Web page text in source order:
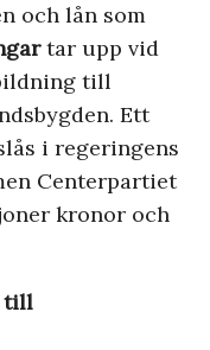
och lån som
tar upp vid
till
Ett
i regeringens
Centerpartiet
kronor och
till